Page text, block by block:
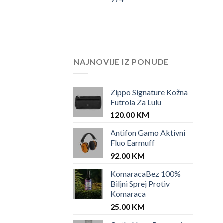
NAJNOVIJE IZ PONUDE
Zippo Signature Kožna
Futrola Za Lulu
120.00 KM
Antifon Gamo Aktivni
Fluo Earmuff
92.00 KM
KomaracaBez 100%
Biljni Sprej Protiv
Komaraca
25.00 KM